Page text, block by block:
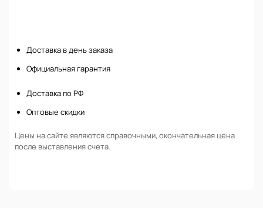
Доставка в день заказа
Официальная гарантия
Доставка по РФ
Оптовые скидки
Цены на сайте являются справочными, окончательная цена
после выставления счета.